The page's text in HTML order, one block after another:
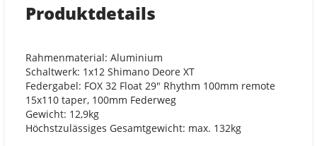
Produktdetails
Rahmenmaterial: Aluminium
Schaltwerk: 1x12 Shimano Deore XT
Federgabel: FOX 32 Float 29" Rhythm 100mm remote
15x110 taper, 100mm Federweg
Gewicht: 12,9kg
Höchstzulässiges Gesamtgewicht: max. 132kg